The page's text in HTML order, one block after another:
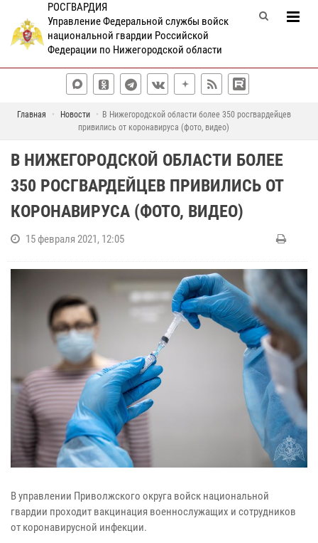
РОСГВАРДИЯ
Управление Федеральной службы войск
национальной гвардии Российской
Федерации по Нижегородской области
Главная Новости
В Нижегородской области более 350 росгвардейцев
привились от коронавируса (фото, видео)
В НИЖЕГОРОДСКОЙ ОБЛАСТИ БОЛЕЕ
350 РОСГВАРДЕЙЦЕВ ПРИВИЛИСЬ ОТ
КОРОНАВИРУСА (ФОТО, ВИДЕО)
15 февраля 2021, 12:05
В управлении Приволжского округа войск национальной
гвардии проходит вакцинация военнослужащих и сотрудников
от коронавирусной инфекции.